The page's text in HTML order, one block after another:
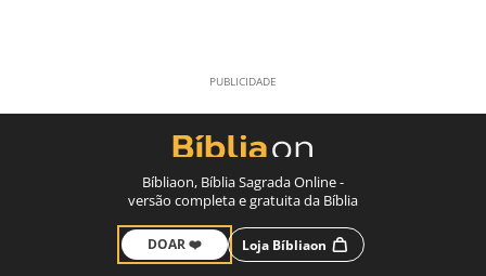
Bíbliaon, Bíblia Sagrada Online -
versão completa e gratuita da Bíblia
DOAR ❤️ Loja Bíbliaon